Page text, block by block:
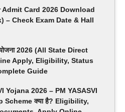
Admit Card 2026 Download
– Check Exam Date & Hall
योजना 2026 (All State Direct
Apply, Eligibility, Status
Guide
Yojana 2026 – PM YASASVI
Scheme क्या है? Eligibility,